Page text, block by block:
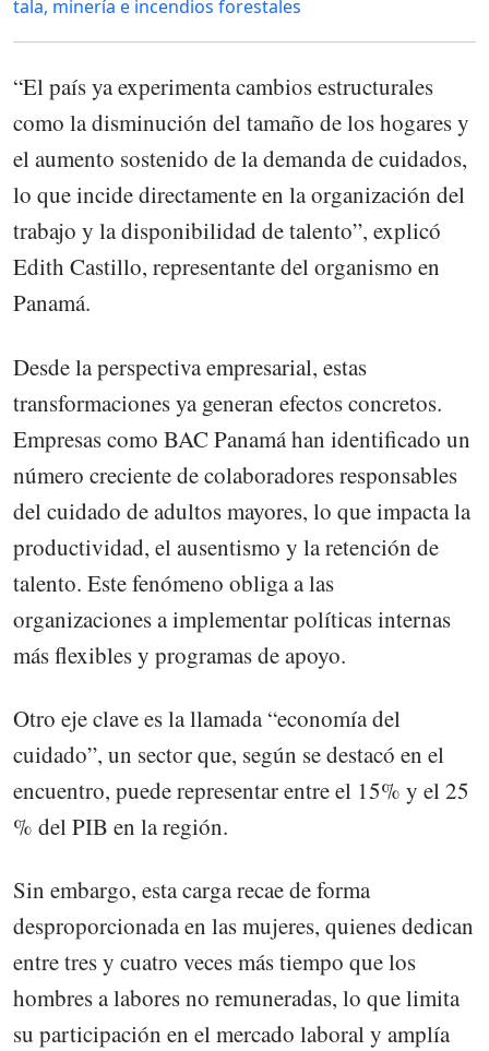
tala, minería e incendios forestales
“El país ya experimenta cambios estructurales
como la disminución del tamaño de los hogares y
el aumento sostenido de la demanda de cuidados,
lo que incide directamente en la organización del
trabajo y la disponibilidad de talento”, explicó
Edith Castillo, representante del organismo en
Panamá.
Desde la perspectiva empresarial, estas
transformaciones ya generan efectos concretos.
Empresas como BAC Panamá han identificado un
número creciente de colaboradores responsables
del cuidado de adultos mayores, lo que impacta la
productividad, el ausentismo y la retención de
talento. Este fenómeno obliga a las
organizaciones a implementar políticas internas
más flexibles y programas de apoyo.
Otro eje clave es la llamada “economía del
cuidado”, un sector que, según se destacó en el
encuentro, puede representar entre el 15% y el 25
% del PIB en la región.
Sin embargo, esta carga recae de forma
desproporcionada en las mujeres, quienes dedican
entre tres y cuatro veces más tiempo que los
hombres a labores no remuneradas, lo que limita
su participación en el mercado laboral y amplía